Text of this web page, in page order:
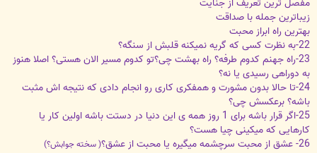
زیباترین جمله با صداقت
بهترین راه ابراز محبت
22-به نظرت کسی که گریه نمیکنه قلبش از سنگه؟
23-راه جهنم کدوم طرفه؟ راه بهشت چی؟تو کدوم مسیر الان هستی؟ اصلا هنوز
به دوراهی رسیدی یا نه؟
24-تا حالا بدون مشورت و همفکری کاری رو انجام دادی که نتیجه اش مثبت
باشه؟ برعکسش چی؟
25-اگر قرار باشه برای 1 روز همه ی این دنیا در دستت باشه اولین کار یا
کارهایی که میکینی چیا هست؟
26- عشق از محبت سرچشمه میگیره یا محبت از عشق؟
( سخته جوابش؟)